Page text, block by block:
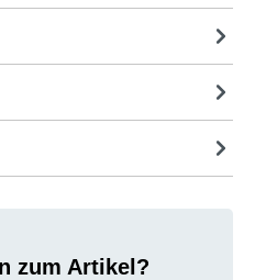
zum Artikel?